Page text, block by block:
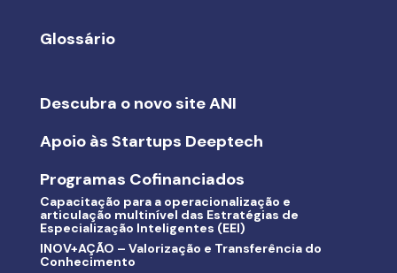
Glossário
Descubra o novo site ANI
Apoio às Startups Deeptech
Programas Cofinanciados
Capacitação para a operacionalização e
articulação multinível das Estratégias de
Especialização Inteligentes (EEI)
INOV+AÇÃO – Valorização e Transferência do
Conhecimento